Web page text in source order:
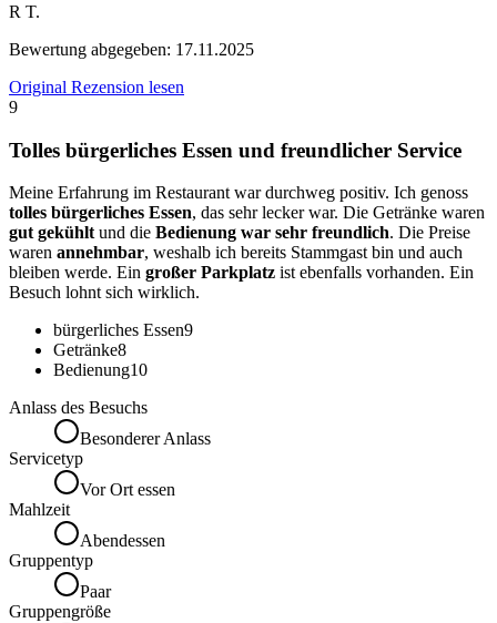
R T.
Bewertung abgegeben: 17.11.2025
Original Rezension lesen
9
Tolles bürgerliches Essen und freundlicher Service
Meine Erfahrung im Restaurant war durchweg positiv. Ich genoss
tolles bürgerliches Essen, das sehr lecker war. Die Getränke waren
gut gekühlt und die Bedienung war sehr freundlich. Die Preise
waren annehmbar, weshalb ich bereits Stammgast bin und auch
bleiben werde. Ein großer Parkplatz ist ebenfalls vorhanden. Ein
Besuch lohnt sich wirklich.
bürgerliches Essen9
Getränke8
Bedienung10
Anlass des Besuchs
Besonderer Anlass
Servicetyp
Vor Ort essen
Mahlzeit
Abendessen
Gruppentyp
Paar
Gruppengröße